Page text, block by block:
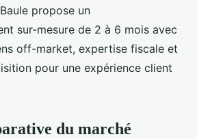
propose un
sur-mesure de 2 à 6 mois avec
off-market, expertise fiscale et
pour une expérience client
du marché